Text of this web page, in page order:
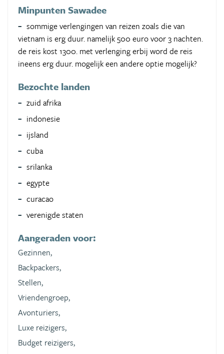
Minpunten Sawadee
sommige verlengingen van reizen zoals die van
vietnam is erg duur. namelijk 500 euro voor 3 nachten.
de reis kost 1300. met verlenging erbij word de reis
ineens erg duur. mogelijk een andere optie mogelijk?
Bezochte landen
zuid afrika
indonesie
ijsland
cuba
srilanka
egypte
curacao
verenigde staten
Aangeraden voor:
Gezinnen,
Backpackers,
Stellen,
Vriendengroep,
Avonturiers,
Luxe reizigers,
Budget reizigers,